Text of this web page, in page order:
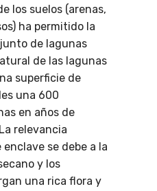
los suelos (arenas,
ha permitido la
de lagunas
de las lagunas
superficie de
una 600
en años de
relevancia
se debe a la
y los
una rica flora y